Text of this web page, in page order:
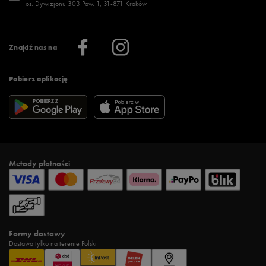
Znajdź nas na
Pobierz aplikację
Regulamin sklepu 50 style
Regulamin aplikacji 50 style
Więcej regulaminów >
Więcej >
Klub 50 style
Praca
Informacje o firmie
os. Dywizjonu 303 Paw. 1, 31-871 Kraków
Metody płatności
Formy dostawy
Dostawa tylko na terenie Polski